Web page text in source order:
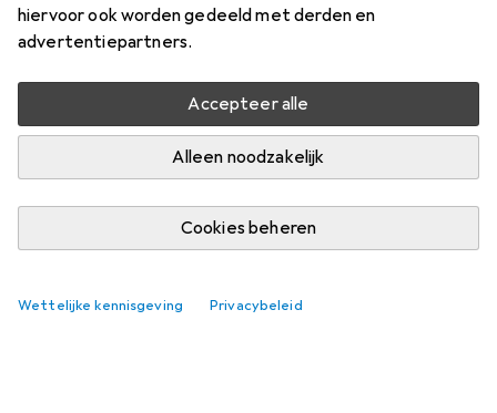
hiervoor ook worden gedeeld met derden en
advertentiepartners.
Accepteer alle
Alleen noodzakelijk
Cookies beheren
Wettelijke kennisgeving Privacybeleid